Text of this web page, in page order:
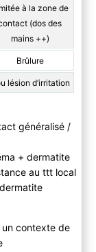
à la zone de
(dos des
mains ++)
Brûlure
lésion d’irritation
généralisé /
+ dermatite
au ttt local
contexte de